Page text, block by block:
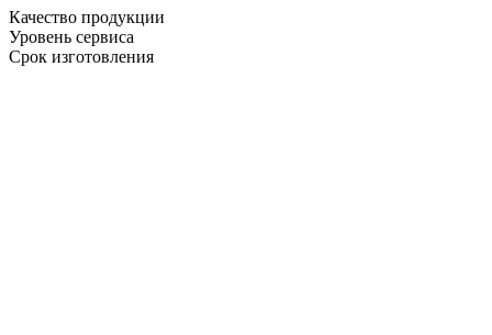
Качество продукции
Уровень сервиса
Срок изготовления